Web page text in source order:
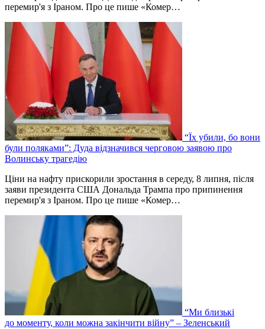
перемир'я з Іраном. Про це пише «Комер…
“Їх убили, бо вони
були поляками”: Дуда відзначився черговою заявою про
Волинську трагедію
Ціни на нафту прискорили зростання в середу, 8 липня, після
заяви президента США Дональда Трампа про припинення
перемир'я з Іраном. Про це пише «Комер…
“Ми близькі
до моменту, коли можна закінчити війну” – Зеленський